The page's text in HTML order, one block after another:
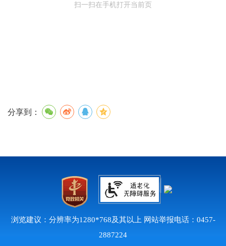
扫一扫在手机打开当前页
分享到：
浏览建议：分辨率为1280*768及其以上 网站举报电话：0457-
2887224